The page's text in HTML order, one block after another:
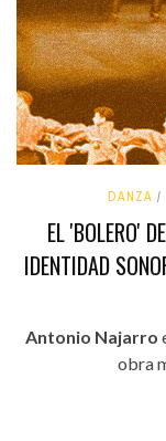
DANZA
EL 'BOLERO'
IDENTIDAD
Antonio Najarro
obra